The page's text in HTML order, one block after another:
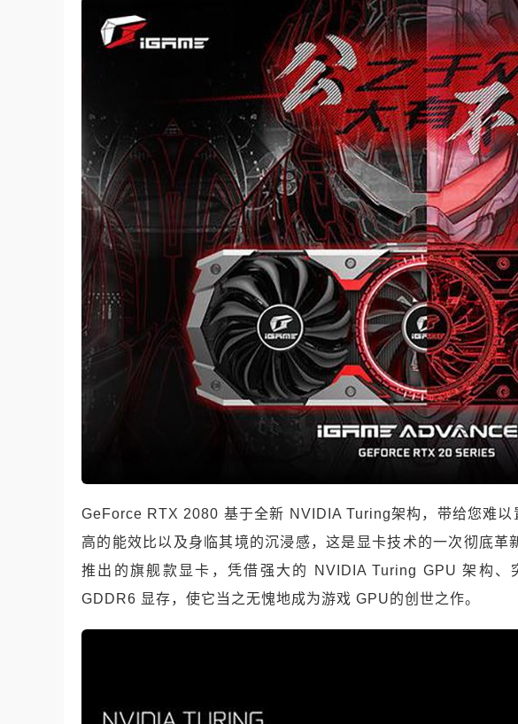
GeForce RTX 2080 基于全新 NVIDIA Turing架构，带给您难以
高的能效比以及身临其境的沉浸感，这是显卡技术的一次彻底
推出的旗舰款显卡，凭借强大的 NVIDIA Turing GPU 架构
GDDR6 显存，使它当之无愧地成为游戏 GPU的创世之作。